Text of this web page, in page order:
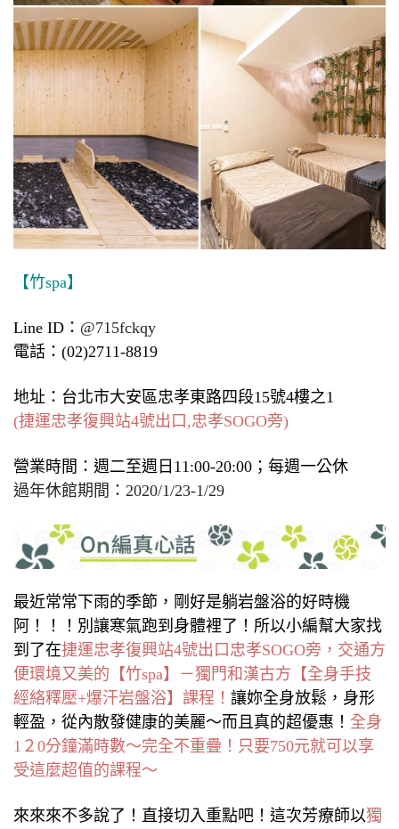
【竹spa】
Line ID： @715fckqy
電話：(02)2711-8819
地址：台北市大安區忠孝東路四段15號4樓之1
(捷運忠孝復興站4號出口,忠孝SOGO旁)
營業時間：週二至週日11:00-20:00；每週一公休
過年休館期間：2020/1/23-1/29
最近常常下雨的季節，剛好是躺岩盤浴的好時機
阿！！！別讓寒氣跑到身體裡了！所以小編幫大家找
到了在捷運忠孝復興站4號出口忠孝SOGO旁，交通方
便環境又美的【竹spa】－獨門和漢古方【全身手技
經絡釋壓+爆汗岩盤浴】課程！ 讓妳全身放鬆 ， 身形
輕盈，從內散發健康的美麗～而且真的超優惠！ 全身
1２0分鐘滿時數～完全不重疊！只要750元就可以享
受這麼超值的課程～
來來來不多說了！直接切入重點吧！這次芳療師以獨